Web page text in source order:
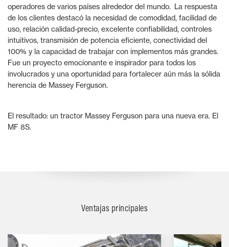
operadores de varios países alrededor del mundo. La respuesta
de los clientes destacó la necesidad de comodidad, facilidad de
uso, relación calidad-precio, excelente confiabilidad, controles
intuitivos, transmisión de potencia eficiente, conectividad del
100% y la capacidad de trabajar con implementos más grandes.
Fue un proyecto emocionante e inspirador para todos los
involucrados y una oportunidad para fortalecer aún más la sólida
herencia de Massey Ferguson.
El resultado: un tractor Massey Ferguson para una nueva era. El
MF 8S.
Ventajas principales